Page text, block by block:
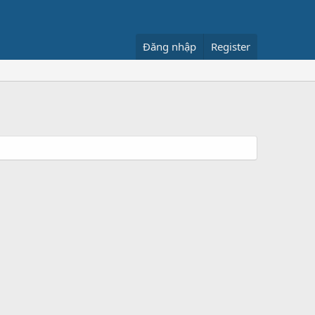
Đăng nhập Register